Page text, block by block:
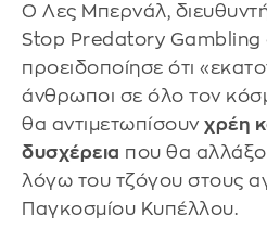
Ο Λες Μπερνάλ,
Stop Predatory Gambling
προειδοποίησε ότι
άνθρωποι σε όλο τον
θα αντιμετωπίσουν χρέη
δυσχέρεια που θα
λόγω του τζόγου στους
Παγκοσμίου Κυπέλλου.